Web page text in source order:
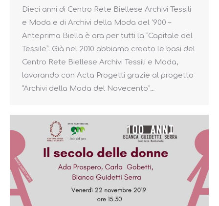
Dieci anni di Centro Rete Biellese Archivi Tessili
e Moda e di Archivi della Moda del ‘900 –
Anteprima Biella è ora per tutti la “Capitale del
Tessile”. Già nel 2010 abbiamo creato le basi del
Centro Rete Biellese Archivi Tessili e Moda,
lavorando con Acta Progetti grazie al progetto
“Archivi della Moda del Novecento”…